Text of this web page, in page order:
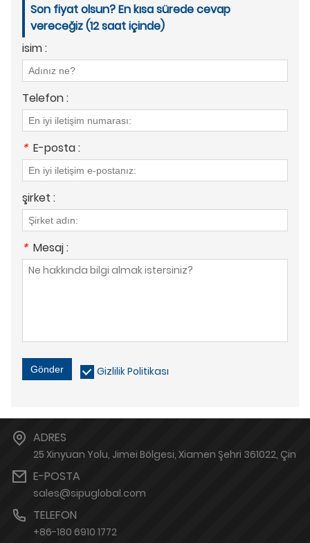
Son fiyat olsun? En kısa sürede cevap
vereceğiz (12 saat içinde)
isim :
Telefon :
* E-posta :
şirket :
* Mesaj :
Gönder Gizlilik Politikası
ADRES
25 Xinyuan Yolu, Jimei Bölgesi, Xiamen Şehri 361022, Çin
E-POSTA
sales@sipuglobal.com
TELEFON
+86-180 6910 1772